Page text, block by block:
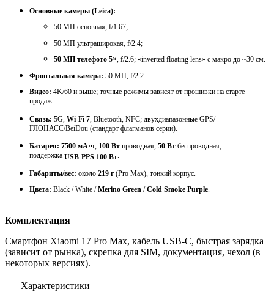
Основные камеры (Leica):
50 МП основная, f/1.67;
50 МП ультраширокая, f/2.4;
50 МП телефото 5×, f/2.6; «inverted floating lens» с макро до ~30 см.
Фронтальная камера: 50 МП, f/2.2
Видео: 4K/60 и выше; точные режимы зависят от прошивки на старте
продаж.
Связь: 5G, Wi-Fi 7 , Bluetooth, NFC; двухдиапазонные GPS/
ГЛОНАСС/BeiDou (стандарт флагманов серии).
Батарея: 7500 мА·ч, 100 Вт проводная, 50 Вт беспроводная;
поддержка USB-PPS 100 Вт.
Габариты/вес: около 219 г(Pro Max), тонкий корпус.
Цвета: Black / White /Merino Green /Cold Smoke Purple.
Комплектация
Смартфон Xiaomi 17 Pro Max, кабель USB-C, быстрая зарядка
(зависит от рынка), скрепка для SIM, документация, чехол (в
некоторых версиях).
Характеристики